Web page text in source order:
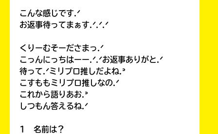
こんな感じです.ᐟ
お返事待ってまぁす.ᐟ.ᐟ.ᐟ
くりーむそーださまっ.ᐟ
こっんにっちはーー.ᐟ.ᐟお返事ありがと.ᐟ
待って.ᐟミリプロ推しだよね.ᐣ
こすももミリプロ推しなの.ᐟ
これから語りあお.ᐣ
しつもん答えるね.ᐟ
1 名前は？